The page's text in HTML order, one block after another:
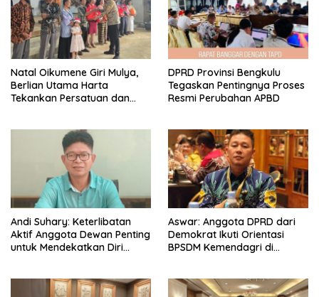
‎Natal Oikumene Giri Mulya,
Berlian Utama Harta
Tekankan Persatuan dan
DPRD Provinsi Bengkulu
Tegaskan Pentingnya Proses
Resmi Perubahan APBD
Andi Suhary: Keterlibatan
Aktif Anggota Dewan Penting
untuk Mendekatkan Diri
Aswar: Anggota DPRD dari
Demokrat Ikuti Orientasi
BPSDM Kemendagri di